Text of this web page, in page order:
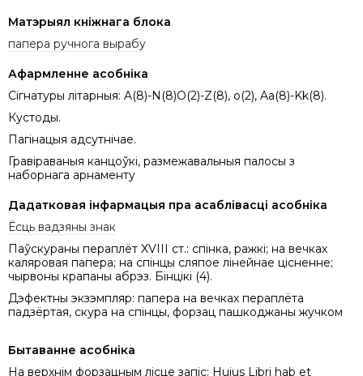
Матэрыял кніжнага блока
папера ручнога вырабу
Афармленне асобніка
Сігнатуры літарныя: A(8)-N(8)O(2)-Z(8), o(2), Aa(8)-Kk(8).
Кустоды.
Пагінацыя адсутнічае.
Гравіраваныя канцоўкі, размежавальныя палосы з
наборнага арнаменту
Дадатковая інфармацыя пра асаблівасці асобніка
Ёсць вадзяны знак
Паўскураны пераплёт XVIII ст.: спінка, ражкі; на вечках
каляровая папера; на спінцы сляпое лінейнае цісненне;
чырвоны крапаны абрэз. Бінцікі (4).
Дэфектны экзэмпляр: папера на вечках пераплёта
падзёртая, скура на спінцы, форзац пашкоджаны жучком
Бытаванне асобніка
На верхнім форзацным лісце запіс: Hujus Libri hab et